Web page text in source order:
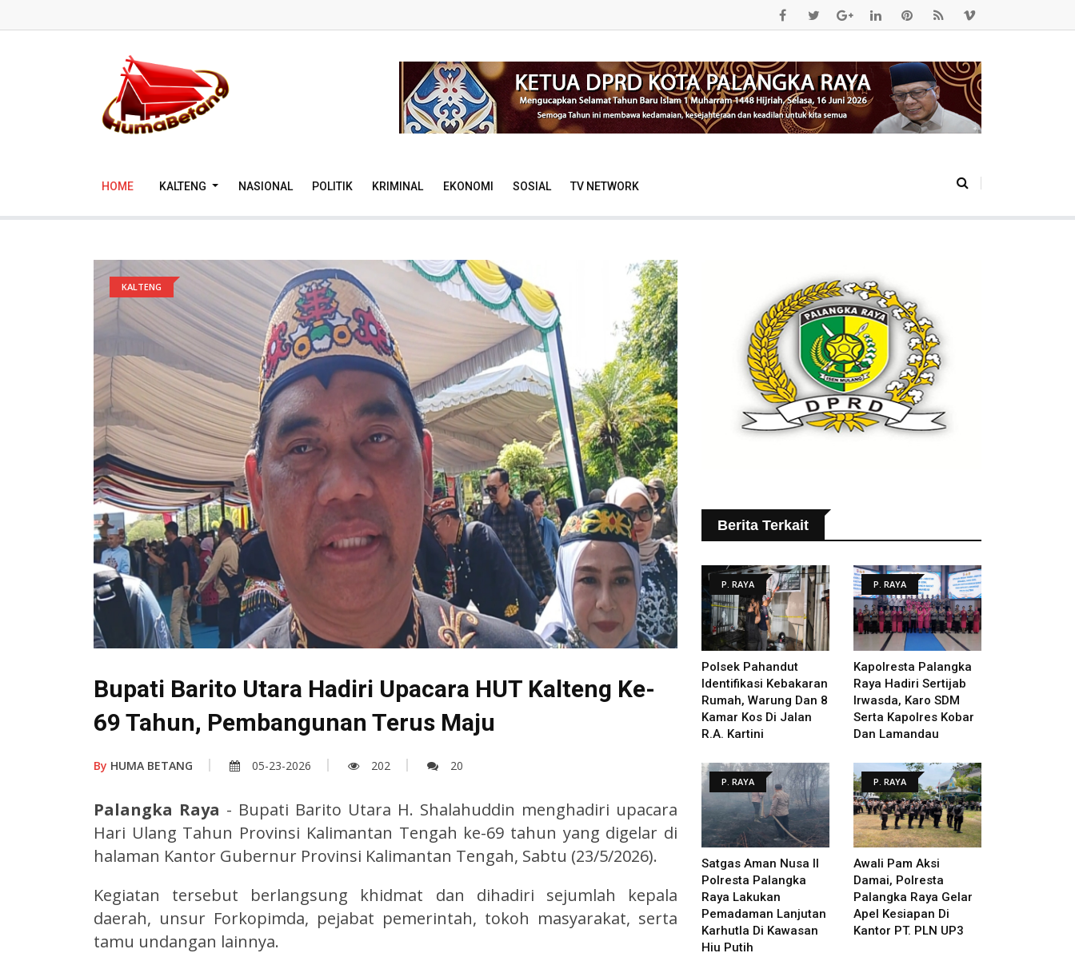
HOME KALTENG NASIONAL POLITIK KRIMINAL EKONOMI SOSIAL TV NETWORK
KALTENG
Bupati Barito Utara Hadiri Upacara HUT Kalteng Ke-
69 Tahun, Pembangunan Terus Maju
By HUMA BETANG 05-23-2026 202 20
Palangka Raya - Bupati Barito Utara H. Shalahuddin menghadiri upacara
Hari Ulang Tahun Provinsi Kalimantan Tengah ke-69 tahun yang digelar di
halaman Kantor Gubernur Provinsi Kalimantan Tengah, Sabtu (23/5/2026).
Kegiatan tersebut berlangsung khidmat dan dihadiri sejumlah kepala
daerah, unsur Forkopimda, pejabat pemerintah, tokoh masyarakat, serta
tamu undangan lainnya.
Berita Terkait
P. RAYA
Polsek Pahandut
Identifikasi Kebakaran
Rumah, Warung Dan 8
Kamar Kos Di Jalan
R.A. Kartini
P. RAYA
Kapolresta Palangka
Raya Hadiri Sertijab
Irwasda, Karo SDM
Serta Kapolres Kobar
Dan Lamandau
P. RAYA
Satgas Aman Nusa II
Polresta Palangka
Raya Lakukan
Pemadaman Lanjutan
Karhutla Di Kawasan
Hiu Putih
P. RAYA
Awali Pam Aksi
Damai, Polresta
Palangka Raya Gelar
Apel Kesiapan Di
Kantor PT. PLN UP3